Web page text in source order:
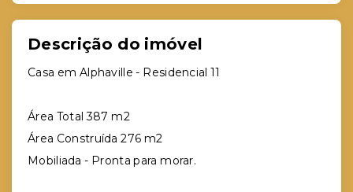
Descrição do imóvel
Casa em Alphaville - Residencial 11
Área Total 387 m2
Área Construída 276 m2
Mobiliada - Pronta para morar.